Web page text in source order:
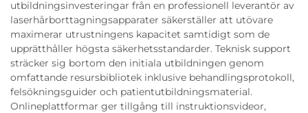
utbildningsinvesteringar från en professionell leverantör av
laserhårborttagningsapparater säkerställer att utövare
maximerar utrustningens kapacitet samtidigt som de
upprätthåller högsta säkerhetsstandarder. Teknisk support
sträcker sig bortom den initiala utbildningen genom
omfattande resursbibliotek inklusive behandlingsprotokoll,
felsökningsguider och patientutbildningsmaterial.
Onlineplattformar ger tillgång till instruktionsvideor,